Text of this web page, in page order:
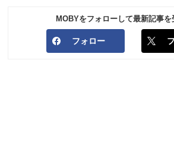
MOBYをフォローして最新記事を
フォロー